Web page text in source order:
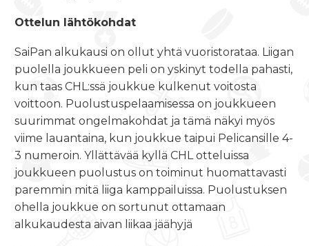
Ottelun lähtökohdat
SaiPan alkukausi on ollut yhtä vuoristorataa. Liigan
puolella joukkueen peli on yskinyt todella pahasti,
kun taas CHL:ssä joukkue kulkenut voitosta
voittoon. Puolustuspelaamisessa on joukkueen
suurimmat ongelmakohdat ja tämä näkyi myös
viime lauantaina, kun joukkue taipui Pelicansille 4-
3 numeroin. Yllättävää kyllä CHL otteluissa
joukkueen puolustus on toiminut huomattavasti
paremmin mitä liiga kamppailuissa. Puolustuksen
ohella joukkue on sortunut ottamaan
alkukaudesta aivan liikaa jäähyjä